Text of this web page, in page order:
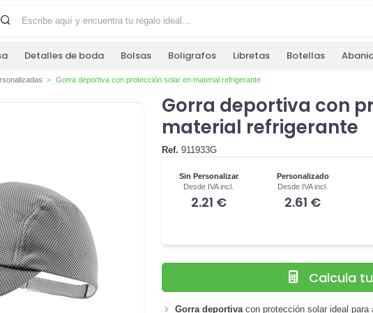
Detalles de boda Bolsas Boligrafos Libretas Botellas
Gorra deportiva con protección solar en material refrigerante
Gorra deportiva con
material refrigerante
Ref. 911933G
Sin Personalizar
Desde IVA incl.
2.21 €
Personalizado
Desde IVA incl.
2.61 €
Calcula
Gorra deportivacon protección solar ideal para